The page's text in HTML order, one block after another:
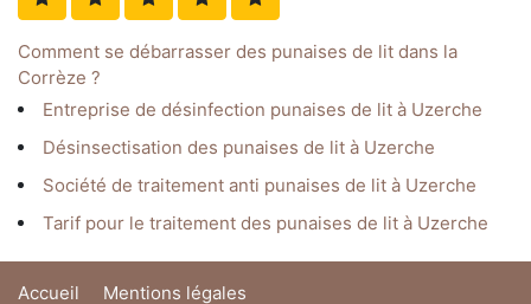
Comment se débarrasser des punaises de lit dans la
Corrèze ?
Entreprise de désinfection punaises de lit à Uzerche
Désinsectisation des punaises de lit à Uzerche
Société de traitement anti punaises de lit à Uzerche
Tarif pour le traitement des punaises de lit à Uzerche
Accueil Mentions légales